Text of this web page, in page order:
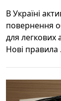
В Україні
повернення
для легкових
Нові правила